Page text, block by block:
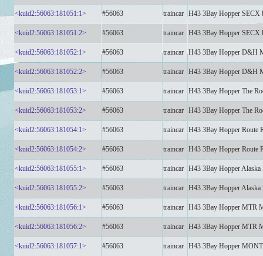
<kuid2:56063:181051:1> #56063 traincar H43 3Bay Hopper
<kuid2:56063:181051:2> #56063 traincar H43 3Bay Hopper
<kuid2:56063:181052:1> #56063 traincar H43 3Bay Hopper D&H
<kuid2:56063:181052:2> #56063 traincar H43 3Bay Hopper D&H
<kuid2:56063:181053:1> #56063 traincar H43 3Bay Hopper The
<kuid2:56063:181053:2> #56063 traincar H43 3Bay Hopper The
<kuid2:56063:181054:1> #56063 traincar H43 3Bay Hopper Route
<kuid2:56063:181054:2> #56063 traincar H43 3Bay Hopper Route
<kuid2:56063:181055:1> #56063 traincar H43 3Bay Hopper
<kuid2:56063:181055:2> #56063 traincar H43 3Bay Hopper
<kuid2:56063:181056:1> #56063 traincar H43 3Bay Hopper MTR
<kuid2:56063:181056:2> #56063 traincar H43 3Bay Hopper MTR
<kuid2:56063:181057:1> #56063 traincar H43 3Bay Hopper